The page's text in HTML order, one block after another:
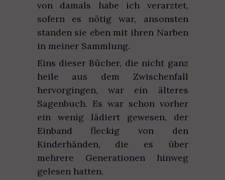
von damals habe ich verarztet,
sofern es nötig war, ansonsten
standen sie eben mit ihren Narben
in meiner Sammlung.
Eins dieser Bücher, die nicht ganz
heile aus dem Zwischenfall
hervorgingen, war ein älteres
Sagenbuch. Es war schon vorher
ein wenig lädiert gewesen, der
Einband fleckig von den
Kinderhänden, die es über
mehrere Generationen hinweg
gelesen hatten.